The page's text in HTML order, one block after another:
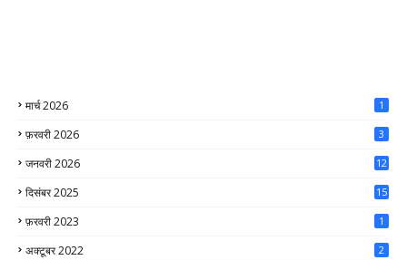
मार्च 2026 1
फ़रवरी 2026 3
जनवरी 2026 12
दिसंबर 2025 15
फ़रवरी 2023 1
अक्टूबर 2022 2